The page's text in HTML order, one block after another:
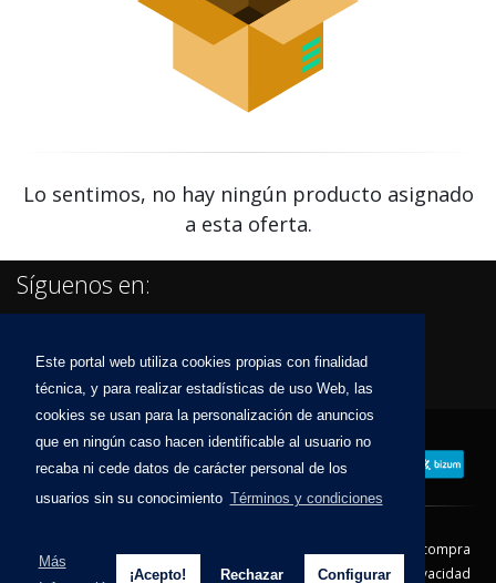
Este portal web utiliza cookies propias con finalidad
técnica, y para realizar estadísticas de uso Web, las
cookies se usan para la personalización de anuncios
que en ningún caso hacen identificable al usuario no
recaba ni cede datos de carácter personal de los
usuarios sin su conocimiento Términos y condiciones
Más
¡Acepto! Rechazar Configurar
Lo sentimos, no hay ningún producto asignado
a esta oferta.
Síguenos en:
Condiciones de compra
Política de envíos
Política de devolución Política de Privacidad